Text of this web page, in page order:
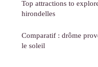
Top attractions to
hirondelles
Comparatif : drôme
le soleil